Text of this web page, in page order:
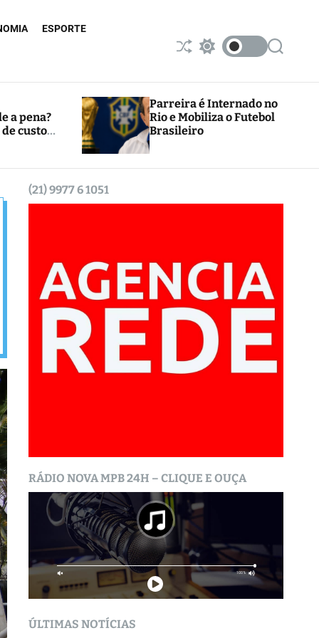
ESPORTE
S
l
e
S
c
h
c
o
r
S
c
h
a pena?
custos
Parreira é Internado no
Rio e Mobiliza o Futebol
Brasileiro
(21) 9977 6 1051
RÁDIO NOVA MPB 24H – CLIQUE E OUÇA
ÚLTIMAS NOTÍCIAS